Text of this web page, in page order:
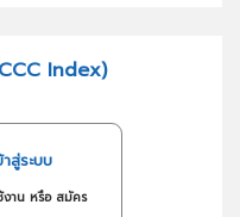
Index)
สู่ระบบ
งาน หรือ สมัคร